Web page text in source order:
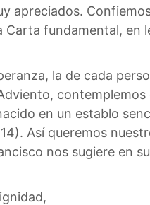
apreciados.
fundamental, en
la de cada
en un establo
Así queremos
nos sugiere en